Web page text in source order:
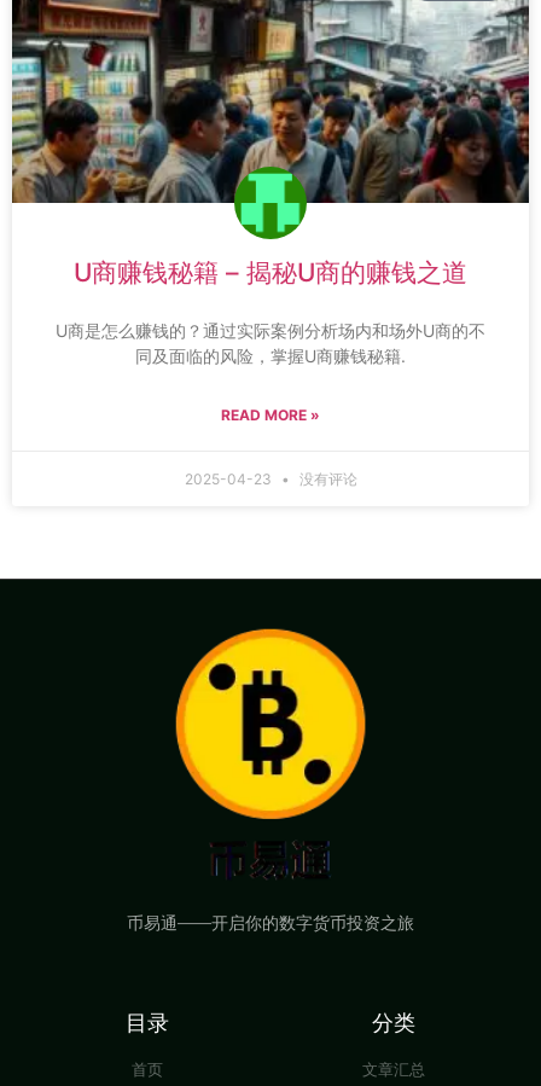
U商赚钱秘籍 – 揭秘U商的赚钱之道
U商是怎么赚钱的？通过实际案例分析场内和场外U商的不
同及面临的风险，掌握U商赚钱秘籍.
READ MORE »
2025-04-23 没有评论
币易通——开启你的数字货币投资之旅
目录
首页
分类
文章汇总